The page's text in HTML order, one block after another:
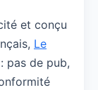
et conçu
Le
pas de pub,